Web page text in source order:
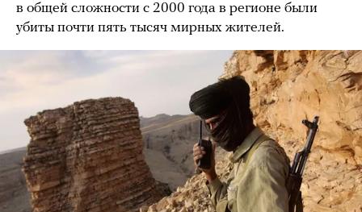
в общей сложности с 2000 года в регионе были
убиты почти пять тысяч мирных жителей.